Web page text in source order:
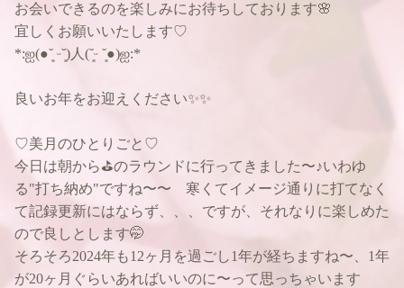
お会いできるのを楽しみにお待ちしております🌸
宜しくお願いいたします♡
*:ஐ(●︎˘͈ ᵕ˘͈)人(˘͈ᵕ ˘͈●︎)ஐ:*
良いお年をお迎えください✨✨
♡美月のひとりごと♡
今日は朝から⛳️のラウンドに行ってきました〜♪いわゆ
る"打ち納め"ですね〜〜 寒くてイメージ通りに打てなく
て記録更新にはならず、、、ですが、それなりに楽しめた
ので良しとします🤭
そろそろ2024年も12ヶ月を過ごし1年が経ちますね〜、1年
が20ヶ月ぐらいあればいいのに〜って思っちゃいます